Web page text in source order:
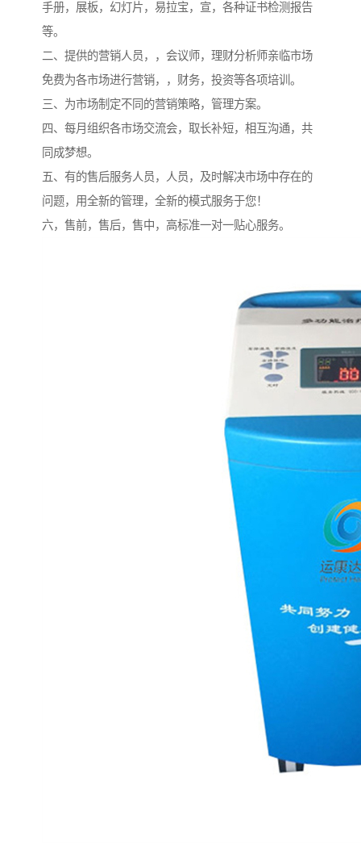
手册，展板，幻灯片，易拉宝，宣，各种证书检测报告
等。
二、提供的营销人员，，会议师，理财分析师亲临市场
免费为各市场进行营销，，财务，投资等各项培训。
三、为市场制定不同的营销策略，管理方案。
四、每月组织各市场交流会，取长补短，相互沟通，共
同成梦想。
五、有的售后服务人员，人员，及时解决市场中存在的
问题，用全新的管理，全新的模式服务于您！
六，售前，售后，售中，高标准一对一贴心服务。